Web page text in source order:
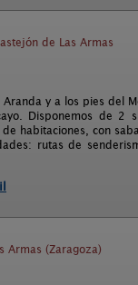
de Las Armas
y a los pies del
Disponemos de 2
habitaciones, con
rutas de
Armas (Zaragoza)